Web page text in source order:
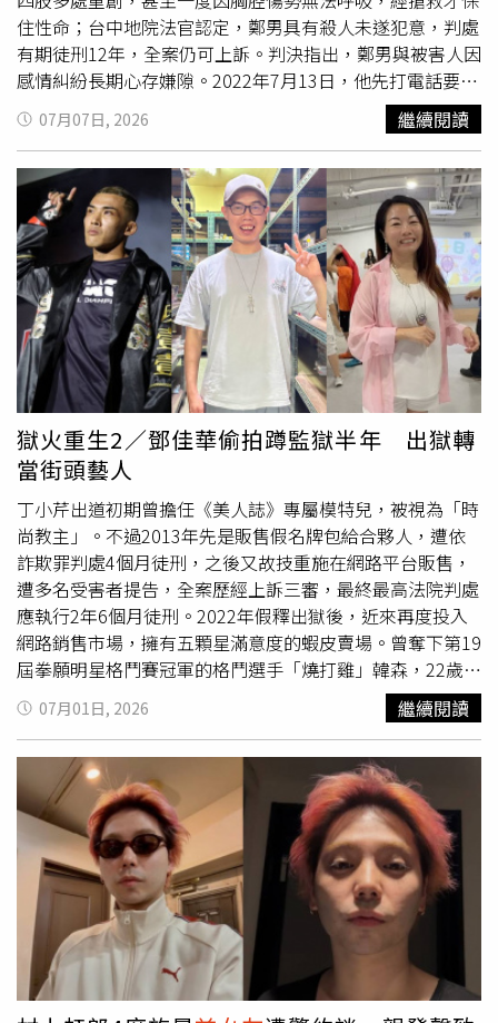
就會順便幫你報名」、「誰查誰倒楣」、「報名活動開
跑」。
住性命；台中地院法官認定，鄭男具有殺人未遂犯意，判處
有期徒刑12年，全案仍可上訴。判決指出，鄭男與被害人因
感情糾紛長期心存嫌隙。2022年7月13日，他先打電話要求
對方出面談判，當天攜帶一把開山刀前往住處，雙方發生口
角後，他趁凌晨再度闖入住家，直接進入被害人與幼童熟睡
的房間行凶。被害人證稱，他睡夢中突然劇痛驚醒，只見鄭
男手持長刀，正朝自己猛砍，他只能徒手擋刀，雙腳猛蹬抵
抗，但仍遭砍中胸口、手腳等部位；其中胸部傷勢一度讓他
無法正常呼吸而倒地，但鄭男卻沒有停手，持續追砍，直到
他大聲呼救並報警，鄭男才倉皇逃逸。被害人送醫後，確認
右胸有長達16公分的開放性傷口，並伴隨多處骨折、肌腱及
神經斷裂，傷勢相當嚴重。鄭男犯案後逃亡多年，遭發布通
緝，直到近期才落網移送法辦。台中地院合議庭法官審理
時，鄭男否認有殺人犯意，辯稱只是因遭對方言語刺激，情
緒失控才想找人理論，又擔心自己吃虧，才臨時從朋友車上
取走開山刀藏在腰間帶往現場，強調沒有要致人於死。不過
法官認為，鄭男攜帶具高度殺傷力的開山刀，在凌晨闖入他
人住處，專挑被害人毫無防備時，朝頭部、胸部及四肢連續
猛砍，攻擊方式及力道均足以致命，已足以認定具有殺人未
遂的「不確定故意」。法官另勘驗傷勢照片指出，被害人胸
口及四肢傷口深可見骨，部分皮肉外翻，現場及身體均布滿
大量血跡，足見鄭男下手極重。此外，案發時幼童就在一旁
睡覺，生命安全同樣暴露於高度危險之中，最終依殺人未遂
罪判處鄭男有期徒刑12年。
07月07日, 2026 繼續閱讀
獄火重生2／鄧佳華偷拍蹲監獄半年 出獄轉
當街頭藝人
丁小芹出道初期曾擔任《美人誌》專屬模特兒，被視為「時
尚教主」。不過2013年先是販售假名牌包給合夥人，遭依
詐欺罪判處4個月徒刑，之後又故技重施在網路平台販售，
遭多名受害者提告，全案歷經上訴三審，最終最高法院判處
應執行2年6個月徒刑。2022年假釋出獄後，近來再度投入
網路銷售市場，擁有五顆星滿意度的蝦皮賣場。曾奪下第19
屆拳願明星格鬥賽冠軍的格鬥選手「燒打雞」韓森，22歲時
因涉及打架案件並被查獲持有槍枝，後續入獄服刑約7年，
出獄後重返社會，轉向格鬥領域發展，累積實戰與知名度，
他更進一步將經驗轉化為創業動能，斥資約500萬元在台中
打造約70坪的「TWG格鬥俱樂部」健身房與拳館，走出不
同於過往的人生路線。網路紅人鄧佳華2023年在髮廊任職
期間涉嫌偷拍女設計師裙底影像，遭桃園地方法院依「無故
攝錄他人性影像罪」判處有期徒刑6個月、得易科罰金，案
件上訴後遭駁回，最終因無力納罰金於去年7月10日入監服
刑，並於今年1月9日刑滿出獄；重獲自由後，鄧佳華對外宣
告取得「新北市街頭藝人證照」，依公開資訊顯示可於新
北、台北、基隆及桃園市公告展演空間申請進行唱歌與跳舞
表演，證照效期至2028年1月19日，期間也與
「簡
簡」復合，並在4月推出合唱作品〈謝謝你的愛〉，還辦粉
07月01日, 2026 繼續閱讀